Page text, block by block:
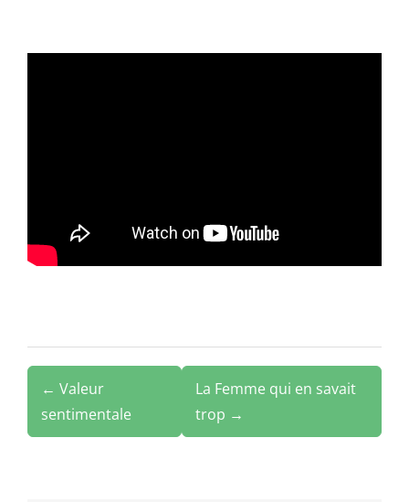
← Valeur
sentimentale
La Femme qui en savait
trop →